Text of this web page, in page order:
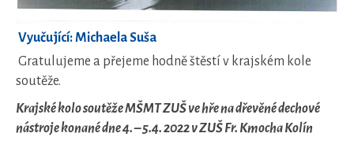
Vyučující: Michaela Suša
Gratulujeme a přejeme hodně štěstí v krajském kole
soutěže.
Krajské kolo soutěže MŠMT ZUŠ ve hře na dřevěné dechové
nástroje konané dne 4. – 5.4. 2022 v ZUŠ Fr. Kmocha Kolín